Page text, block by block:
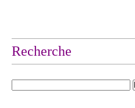
Recherche